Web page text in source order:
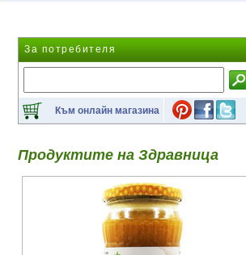
За потребителя
Към онлайн магазина
Продуктите на Здравница